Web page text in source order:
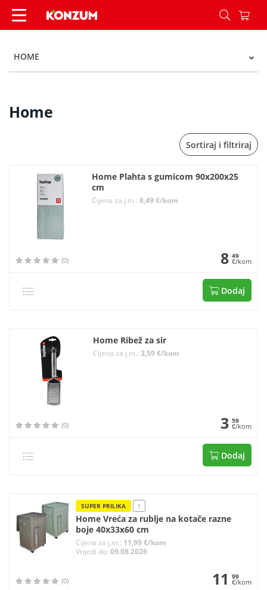
Home - Kategorije - Konzum
HOME
Home
Sortiraj i filtriraj
Home Plahta s gumicom 90x200x25
cm
Cijena za j.m.:8,49 €/kom
(0) 8 49
€/kom
Dodaj
Home Ribež za sir
Cijena za j.m.: 3,59 €/kom
(0) 3 59
€/kom
Dodaj
SUPER PRILIKA !
Home Vreća za rublje na kotače razne
boje 40x33x60 cm
Cijena za j.m.: 11,99 €/kom
Vrijedi do:09.08.2026
(0) 11 99
€/kom